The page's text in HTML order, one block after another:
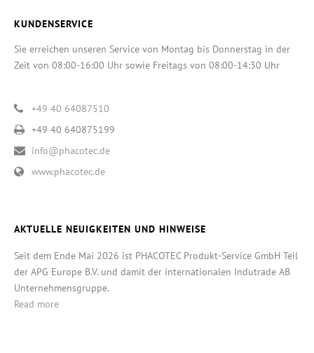
KUNDENSERVICE
Sie erreichen unseren Service von Montag bis Donnerstag in der
Zeit von 08:00-16:00 Uhr sowie Freitags von 08:00-14:30 Uhr
+49 40 64087510
+49 40 640875199
info@phacotec.de
www.phacotec.de
AKTUELLE NEUIGKEITEN UND HINWEISE
Seit dem Ende Mai 2026 ist PHACOTEC Produkt-Service GmbH Teil
der APG Europe B.V. und damit der internationalen Indutrade AB
Unternehmensgruppe.
Read more